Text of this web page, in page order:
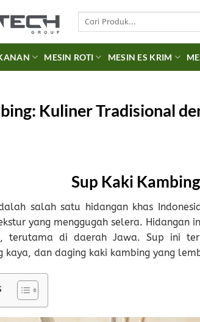
Search
MESIN ROTI MESIN ES KRIM
Kuliner Tradisional
Sup Kaki Kambing
salah satu hidangan khas
yang menggugah selera. Hidangan
terutama di daerah Jawa. Sup ini
kaya, dan daging kaki kambing yang